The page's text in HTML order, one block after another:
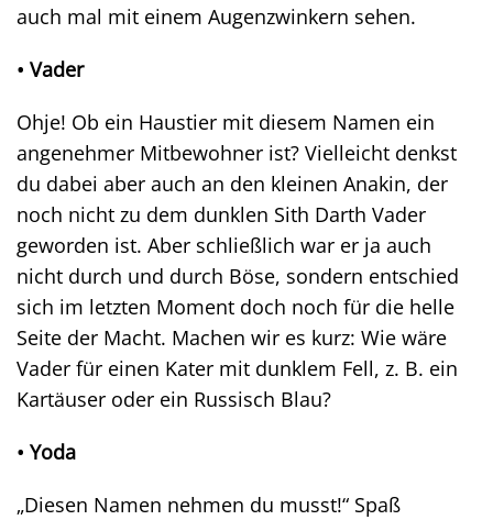
auch mal mit einem Augenzwinkern sehen.
• Vader
Ohje! Ob ein Haustier mit diesem Namen ein
angenehmer Mitbewohner ist? Vielleicht denkst
du dabei aber auch an den kleinen Anakin, der
noch nicht zu dem dunklen Sith Darth Vader
geworden ist. Aber schließlich war er ja auch
nicht durch und durch Böse, sondern entschied
sich im letzten Moment doch noch für die helle
Seite der Macht. Machen wir es kurz: Wie wäre
Vader für einen Kater mit dunklem Fell, z. B. ein
Kartäuser oder ein Russisch Blau?
• Yoda
„Diesen Namen nehmen du musst!“ Spaß